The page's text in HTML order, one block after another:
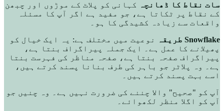
سات نقاط کا ڈھانچہ
کہانی کو پلاٹ کے موڑوں اور چبھن
کے نقاط پر ٹکاتا ہے، جو مفید ہے اگر آپ کا مسئلہ
واقعات سے زیادہ کشیدگی کا ہو۔
Snowflake طریقہ
نوعیت میں مختلف ہے: یہ ایک خیال کو
پھیلانے کا عمل ہے۔ ایک جملہ پیراگراف بنتا ہے،
پیراگراف صفحہ بنتا ہے، صفحہ مناظر کی فہرست بنتا
ہے۔ وہ پلاٹر جو باہر کی طرف بنانا پسند کرتے ہیں،
اسے بہت پسند کرتے ہیں۔
آپ کو "صحیح" والا چننے کی ضرورت نہیں ہے۔ وہ چنیں جو
آپ کو اگلا منظر لکھوائے۔